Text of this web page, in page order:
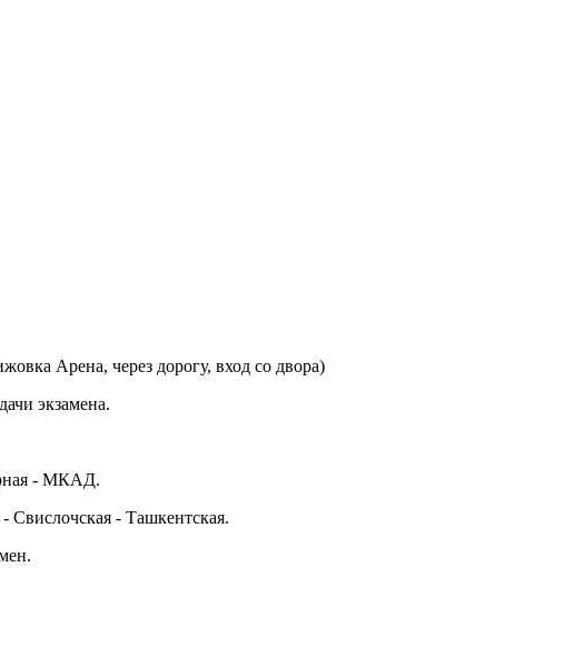
Арена, через дорогу, вход со двора)
экзамена.
- МКАД.
Свислочская - Ташкентская.